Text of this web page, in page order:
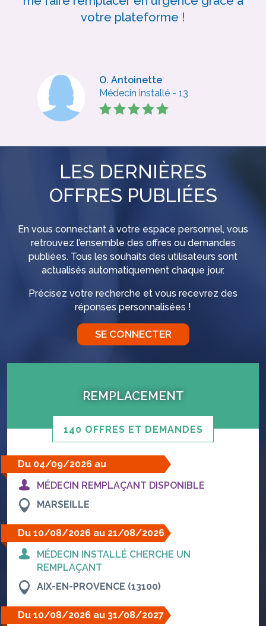
votre plateforme !
O. Antoinette
Médecin installé - 13
LES DERNIÈRES
OFFRES PUBLIÉES
En vous connectant à votre espace personnel, vous
retrouvez l’ensemble des offres ou demandes
publiées. Tous les souhaits des utilisateurs sont
actualisés automatiquement chaque jour.
Précisez votre recherche et vous recevrez des
réponses personnalisées !
SE CONNECTER
REMPLACEMENT
140 OFFRES ET DEMANDES
Du 04/09/2026 au
02/10/2026
MÉDECIN REMPLAÇANT DISPONIBLE
MARSEILLE
Du 10/08/2026 au 21/08/2026
MÉDECIN INSTALLÉ CHERCHE UN
REMPLAÇANT
AIX-EN-PROVENCE (13100)
Du 10/08/2026 au 31/08/2027